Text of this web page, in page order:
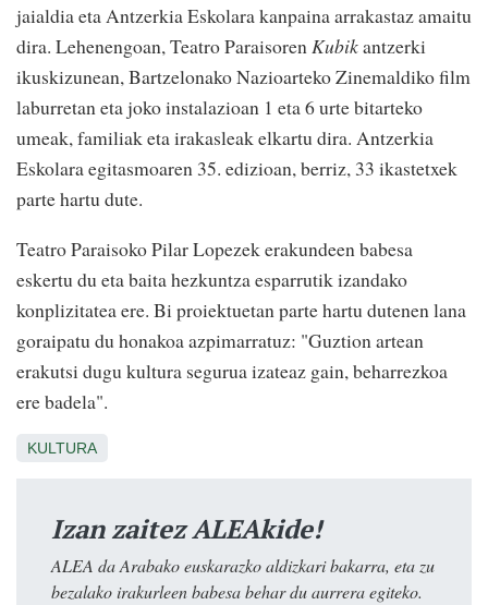
jaialdia eta Antzerkia Eskolara kanpaina arrakastaz amaitu
dira. Lehenengoan, Teatro ParaisorenKubikantzerki
ikuskizunean, Bartzelonako Nazioarteko Zinemaldiko film
laburretan eta joko instalazioan 1 eta 6 urte bitarteko
umeak, familiak eta irakasleak elkartu dira. Antzerkia
Eskolara egitasmoaren 35. edizioan, berriz, 33 ikastetxek
parte hartu dute.
Teatro Paraisoko Pilar Lopezek erakundeen babesa
eskertu du eta baita hezkuntza esparrutik izandako
konplizitatea ere. Bi proiektuetan parte hartu dutenen lana
goraipatu du honakoa azpimarratuz: "Guztion artean
erakutsi dugu kultura segurua izateaz gain, beharrezkoa
ere badela".
KULTURA
Izan zaitez ALEAkide!
ALEA da Arabako euskarazko aldizkari bakarra, eta zu
bezalako irakurleen babesa behar du aurrera egiteko.